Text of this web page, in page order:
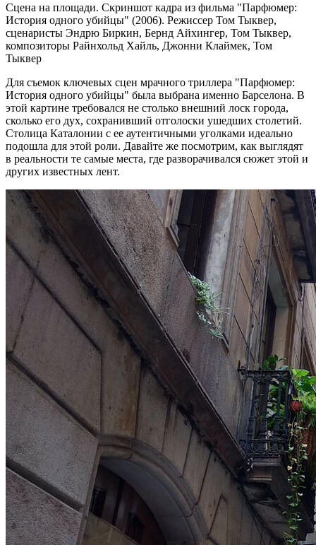
Сцена на площади. Скриншот кадра из фильма "Парфюмер:
История одного убийцы" (2006). Режиссер Том Тыквер,
сценаристы Эндрю Биркин, Бернд Айхингер, Том Тыквер,
композиторы Райнхольд Хайль, Джонни Клаймек, Том
Тыквер
Для съемок ключевых сцен мрачного триллера "Парфюмер:
История одного убийцы" была выбрана именно Барселона. В
этой картине требовался не столько внешний лоск города,
сколько его дух, сохранивший отголоски ушедших столетий.
Столица Каталонии с ее аутентичными уголками идеально
подошла для этой роли. Давайте же посмотрим, как выглядят
в реальности те самые места, где разворачивался сюжет этой и
других известных лент.